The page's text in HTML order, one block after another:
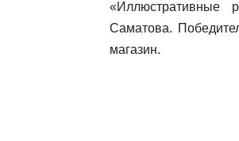
«Иллюстративные
Саматова.
магазин.